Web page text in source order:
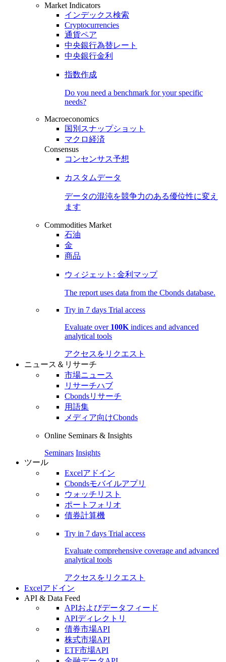
Market Indicators
インデックス検索
Cryptocurrencies
通貨ペア
中央銀行為替レート
中央銀行金利
指数作成
Do you need a benchmark for your specific
needs?
Macroeconomics
国別スナップショット
マクロ経済
Consensus
コンセンサス予想
カスタムデータ
データの混沌を競争力のある優位性に変え
ます
Commodities Market
石油
金
商品
ウィジェット: 金利マップ
The report uses data from the Cbonds database.
Try in 7 days Trial access
Evaluate over 100K indices and advanced
analytical tools
アクセスをリクエスト
ニュース＆リサーチ
市場ニュース
リサーチハブ
Cbondsリサーチ
用語集
メディア向けCbonds
Online Seminars & Insights
Seminars Insights
ツール
Excelアドイン
Cbondsモバイルアプリ
ウォッチリスト
ポートフォリオ
債券計算機
Try in 7 days Trial access
Evaluate comprehensive coverage and advanced
analytical tools
アクセスをリクエスト
Excelアドイン
API & Data Feed
APIおよびデータフィード
APIディレクトリ
債券市場API
株式市場API
ETF市場API